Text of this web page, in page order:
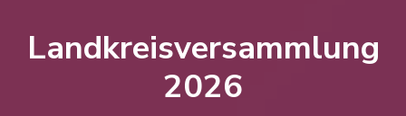
Landkreisversammlung
2026